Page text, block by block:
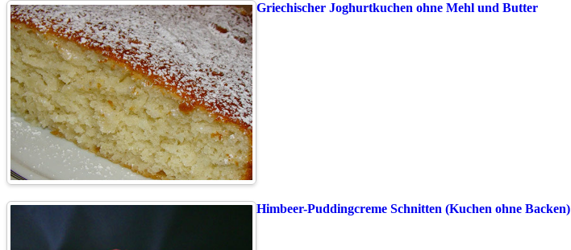
Griechischer Joghurtkuchen ohne Mehl und Butter
Himbeer-Puddingcreme Schnitten (Kuchen ohne Backen)